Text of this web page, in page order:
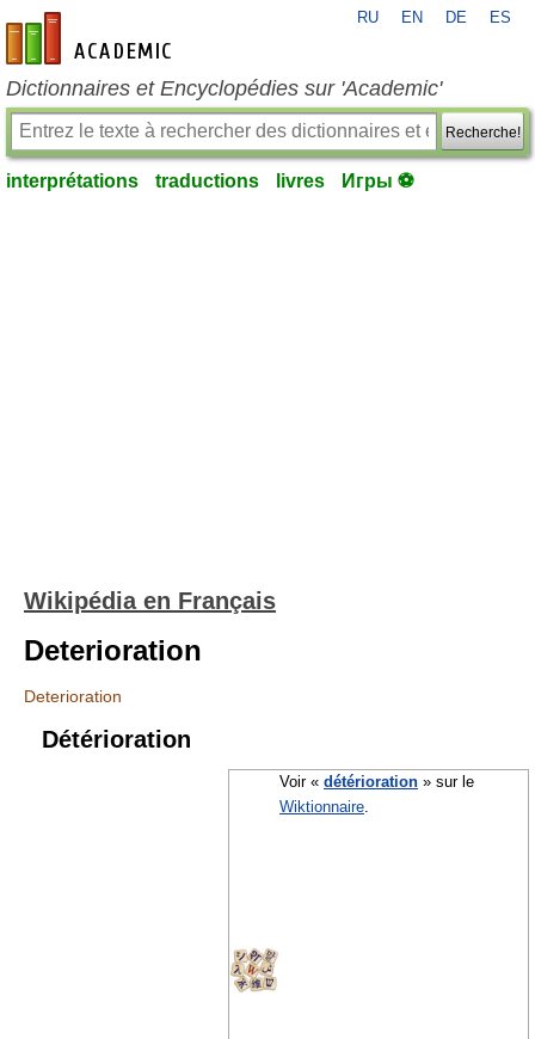
fr-academic.com
RU EN DE ES
Dictionnaires et Encyclopédies sur 'Academic'
Recherche!
interprétations traductions livres Игры ⚽
Wikipédia en Français
Deterioration
Deterioration
Détérioration
Voir « détérioration » sur le
Wiktionnaire.